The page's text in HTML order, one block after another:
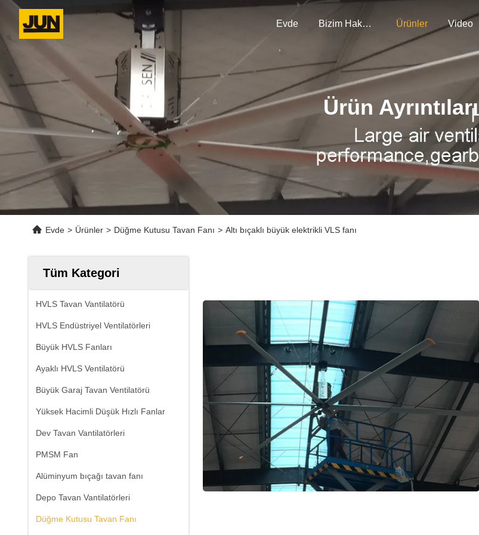
Evde Bizim Hakkımızda Ürünler Video
Ürün Ayrıntıları
Evde > Ürünler > Düğme Kutusu Tavan Fanı > Altı bıçaklı büyük elektrikli VLS fanı
Tüm Kategori
HVLS Tavan Vantilatörü
HVLS Endüstriyel Ventilatörleri
Büyük HVLS Fanları
Ayaklı HVLS Ventilatörü
Büyük Garaj Tavan Ventilatörü
Yüksek Hacimli Düşük Hızlı Fanlar
Dev Tavan Vantilatörleri
PMSM Fan
Alüminyum bıçağı tavan fanı
Depo Tavan Vantilatörleri
Düğme Kutusu Tavan Fanı